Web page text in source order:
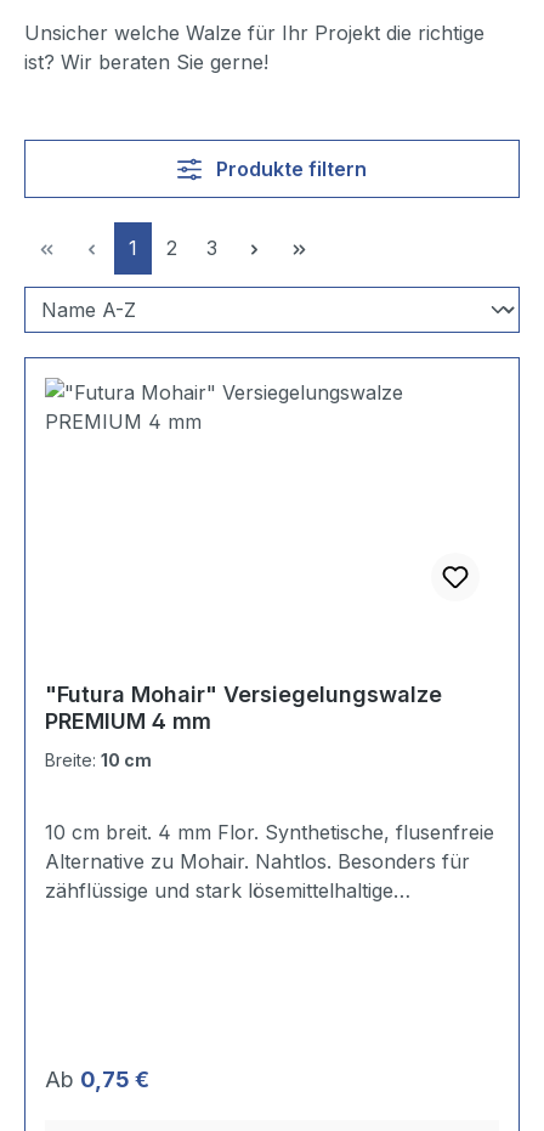
Unsicher welche Walze für Ihr Projekt die richtige
ist? Wir beraten Sie gerne!
Produkte filtern
Seite
1 Seite
2 Seite
3
"Futura Mohair" Versiegelungswalze
PREMIUM 4 mm
Breite: 10 cm
10 cm breit. 4 mm Flor. Synthetische, flusenfreie
Alternative zu Mohair. Nahtlos. Besonders für
zähflüssige und stark lösemittelhaltige
Regulärer Preis:
Ab 0,75 €